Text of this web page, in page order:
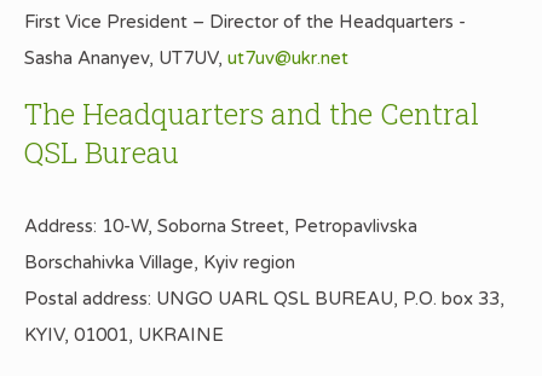
First Vice President – Director of the Headquarters -
Sasha Ananyev, UT7UV, ut7uv@ukr.net
The Headquarters and the Central
QSL Bureau
Address: 10-W, Soborna Street, Petropavlivska
Borschahivka Village, Kyiv region
Postal address: UNGO UARL QSL BUREAU, P.O. box 33,
KYIV, 01001, UKRAINE